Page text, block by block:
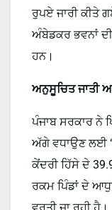
ਰੁਪਏ ਜਾਰੀ ਕੀਤੇ
ਅੰਬੇਡਕਰ ਭਵਨਾਂ
ਹਨ।
ਅਨੁਸੂਚਿਤ ਜਾਤੀ
ਪੰਜਾਬ ਸਰਕਾਰ ਨੇ
ਅੱਗੇ ਵਧਾਉਣ ਲਈ
ਕੇਂਦਰੀ ਹਿੱਸੇ ਦੇ
ਰਕਮ ਪਿੰਡਾਂ ਦੇ